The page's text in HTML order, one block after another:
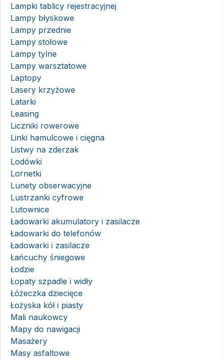
Lampki tablicy rejestracyjnej
Lampy błyskowe
Lampy przednie
Lampy stołowe
Lampy tylne
Lampy warsztatowe
Laptopy
Lasery krzyżowe
Latarki
Leasing
Liczniki rowerowe
Linki hamulcowe i cięgna
Listwy na zderzak
Lodówki
Lornetki
Lunety obserwacyjne
Lustrzanki cyfrowe
Lutownice
Ładowarki akumulatory i zasilacze
Ładowarki do telefonów
Ładowarki i zasilacze
Łańcuchy śniegowe
Łodzie
Łopaty szpadle i widły
Łóżeczka dziecięce
Łożyska kół i piasty
Mali naukowcy
Mapy do nawigacji
Masażery
Masy asfaltowe